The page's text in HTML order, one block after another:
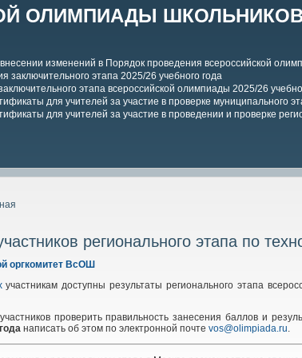
ОЛИМПИАДЫ ШКОЛЬНИКОВ
изменений в Порядок проведения всероссийской
заключительного этапа 2025/26 учебного года
этапа всероссийской олимпиады 2025/26
для учителей за участие в проверке муниципального
для учителей за участие в проведении и проверке
регионального этапа по
оргкомитет ВсОШ
участникам доступны результаты регионального этапа
проверить правильность занесения баллов и
написать об этом по электронной почте vos@olimpiada.ru.